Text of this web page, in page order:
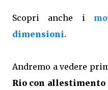
Scopri anche i
dimensioni.
Andremo a vedere
Rio con